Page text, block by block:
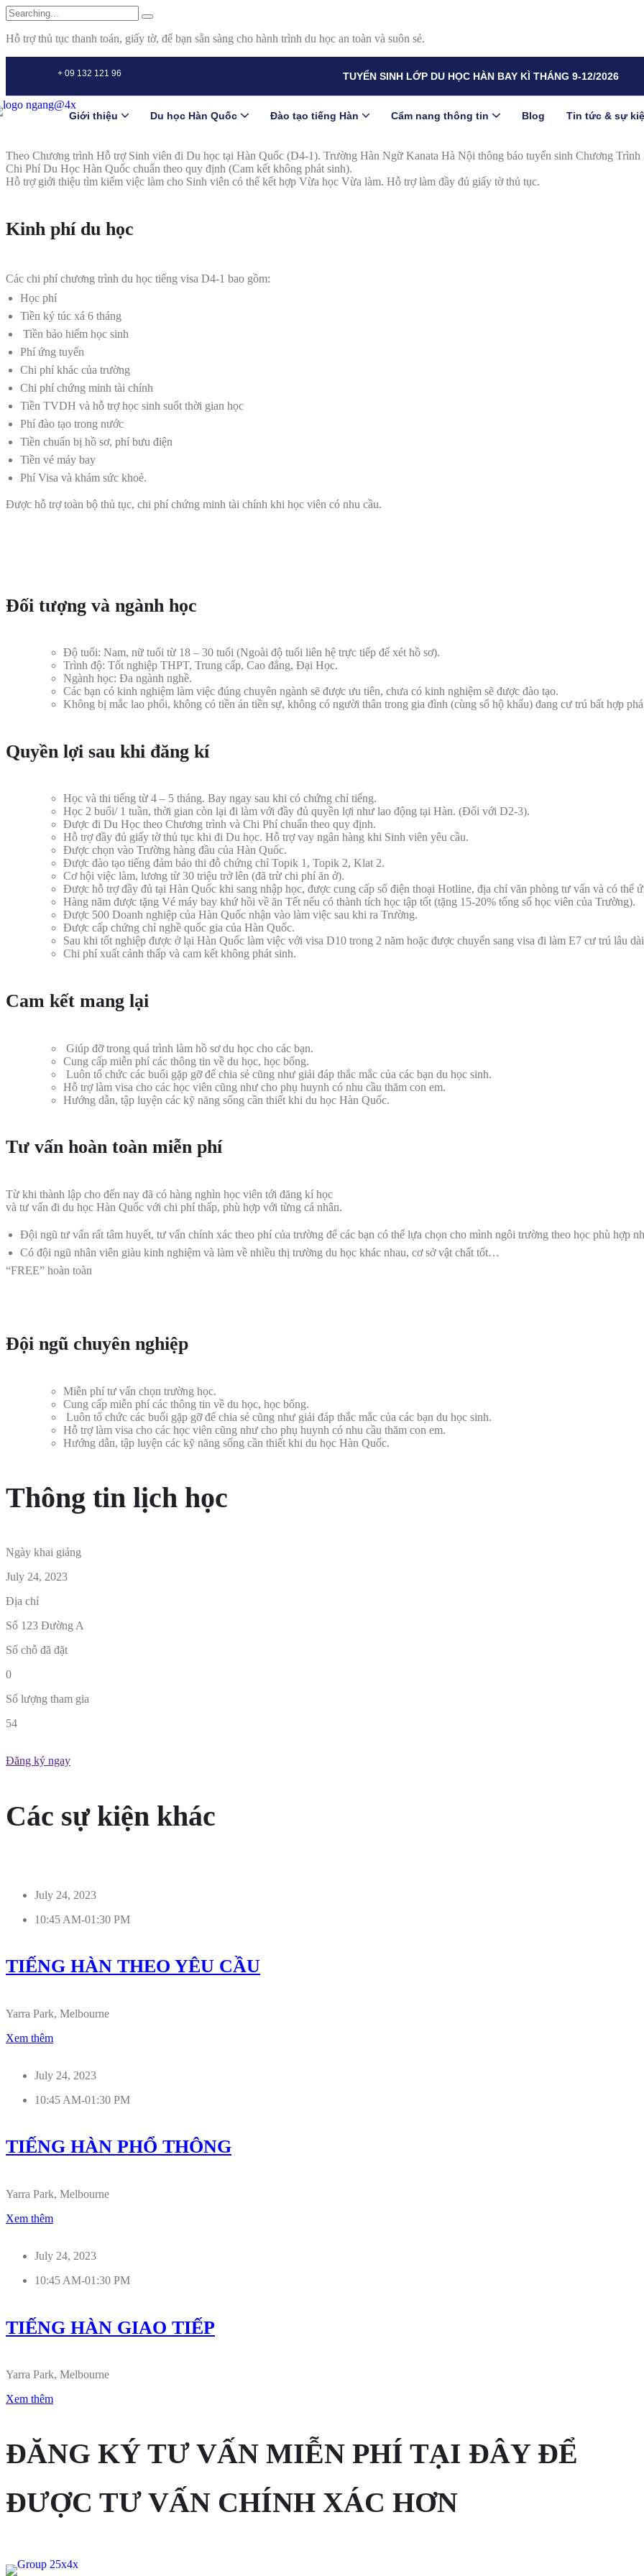
Hỗ trợ thủ tục thanh toán, giấy tờ, để bạn sẵn sàng cho hành trình du học an toàn và suôn sẻ.
+ 09 132 121 96 TUYỂN SINH LỚP DU HỌC HÀN BAY KÌ THÁNG 9-12/2026
Giới thiệu Du học Hàn Quốc Đào tạo tiếng Hàn Cẩm nang thông tin Blog Tin tức & sự
Theo Chương trình Hỗ trợ Sinh viên đi Du học tại Hàn Quốc (D4-1). Trường Hàn Ngữ Kanata Hà Nội thông báo tuyển sinh Chương
Chi Phí Du Học Hàn Quốc chuẩn theo quy định (Cam kết không phát sinh).
Hỗ trợ giới thiệu tìm kiếm việc làm cho Sinh viên có thể kết hợp Vừa học Vừa làm. Hỗ trợ làm đầy đủ giấy tờ thủ tục.
Kinh phí du học
Các chi phí chương trình du học tiếng visa D4-1 bao gồm:
Học phí
Tiền ký túc xá 6 tháng
Tiền bảo hiểm học sinh
Phí ứng tuyển
Chi phí khác của trường
Chi phí chứng minh tài chính
Tiền TVDH và hỗ trợ học sinh suốt thời gian học
Phí đào tạo trong nước
Tiền chuẩn bị hồ sơ, phí bưu điện
Tiền vé máy bay
Phí Visa và khám sức khoẻ.
Được hỗ trợ toàn bộ thủ tục, chi phí chứng minh tài chính khi học viên có nhu cầu.
Đối tượng và ngành học
Độ tuổi: Nam, nữ tuổi từ 18 – 30 tuổi (Ngoài độ tuổi liên hệ trực tiếp để xét hồ sơ).
Trình độ: Tốt nghiệp THPT, Trung cấp, Cao đẳng, Đại Học.
Ngành học: Đa ngành nghề.
Các bạn có kinh nghiệm làm việc đúng chuyên ngành sẽ được ưu tiên, chưa có kinh nghiệm sẽ được đào tạo.
Không bị mắc lao phổi, không có tiền án tiền sự, không có người thân trong gia đình (cùng sổ hộ khẩu) đang cư trú bất hợp
Quyền lợi sau khi đăng kí
Học và thi tiếng từ 4 – 5 tháng. Bay ngay sau khi có chứng chỉ tiếng.
Học 2 buổi/ 1 tuần, thời gian còn lại đi làm với đầy đủ quyền lợi như lao động tại Hàn. (Đối với D2-3).
Được đi Du Học theo Chương trình và Chi Phí chuẩn theo quy định.
Hỗ trợ đầy đủ giấy tờ thủ tục khi đi Du học. Hỗ trợ vay ngân hàng khi Sinh viên yêu cầu.
Được chọn vào Trường hàng đầu của Hàn Quốc.
Được đào tạo tiếng đảm bảo thi đỗ chứng chỉ Topik 1, Topik 2, Klat 2.
Cơ hội việc làm, lương từ 30 triệu trở lên (đã trừ chi phí ăn ở).
Được hỗ trợ đầy đủ tại Hàn Quốc khi sang nhập học, được cung cấp số điện thoại Hotline, địa chỉ văn phòng tư vấn và có thể
Hàng năm được tặng Vé máy bay khứ hồi về ăn Tết nếu có thành tích học tập tốt (tặng 15-20% tổng số học viên của Trường).
Được 500 Doanh nghiệp của Hàn Quốc nhận vào làm việc sau khi ra Trường.
Được cấp chứng chỉ nghề quốc gia của Hàn Quốc.
Sau khi tốt nghiệp được ở lại Hàn Quốc làm việc với visa D10 trong 2 năm hoặc được chuyển sang visa đi làm E7 cư trú lâu
Chi phí xuất cảnh thấp và cam kết không phát sinh.
Cam kết mang lại
Giúp đỡ trong quá trình làm hồ sơ du học cho các bạn.
Cung cấp miễn phí các thông tin về du học, học bổng.
Luôn tổ chức các buổi gặp gỡ để chia sẻ cũng như giải đáp thắc mắc của các bạn du học sinh.
Hỗ trợ làm visa cho các học viên cũng như cho phụ huynh có nhu cầu thăm con em.
Hướng dẫn, tập luyện các kỹ năng sống cần thiết khi du học Hàn Quốc.
Tư vấn hoàn toàn miễn phí
Từ khi thành lập cho đến nay đã có hàng nghìn học viên tới đăng kí học
và tư vấn đi du học Hàn Quốc với chi phí thấp, phù hợp với từng cá nhân.
Đội ngũ tư vấn rất tâm huyết, tư vấn chính xác theo phí của trường để các bạn có thể lựa chọn cho mình ngôi trường theo học phù hợp
Có đội ngũ nhân viên giàu kinh nghiệm và làm về nhiều thị trường du học khác nhau, cơ sở vật chất tốt…
“FREE” hoàn toàn
Đội ngũ chuyên nghiệp
Miễn phí tư vấn chọn trường học.
Cung cấp miễn phí các thông tin về du học, học bổng.
Luôn tổ chức các buổi gặp gỡ để chia sẻ cũng như giải đáp thắc mắc của các bạn du học sinh.
Hỗ trợ làm visa cho các học viên cũng như cho phụ huynh có nhu cầu thăm con em.
Hướng dẫn, tập luyện các kỹ năng sống cần thiết khi du học Hàn Quốc.
Thông tin lịch học
Ngày khai giảng
July 24, 2023
Địa chỉ
Số 123 Đường A
Số chỗ đã đặt
0
Số lượng tham gia
54
Đăng ký ngay
Các sự kiện khác
July 24, 2023
10:45 AM-01:30 PM
TIẾNG HÀN THEO YÊU CẦU
Yarra Park, Melbourne
Xem thêm
July 24, 2023
10:45 AM-01:30 PM
TIẾNG HÀN PHỔ THÔNG
Yarra Park, Melbourne
Xem thêm
July 24, 2023
10:45 AM-01:30 PM
TIẾNG HÀN GIAO TIẾP
Yarra Park, Melbourne
Xem thêm
ĐĂNG KÝ TƯ VẤN MIỄN PHÍ TẠI ĐÂY ĐỂ
ĐƯỢC TƯ VẤN CHÍNH XÁC HƠN